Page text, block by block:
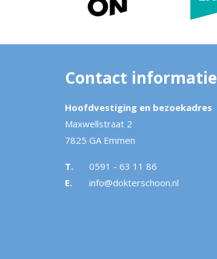
Contact informatie
Hoofdvestiging en bezoekadres
Maxwellstraat 2
7825 GA Emmen
T.
0591 - 63 11 86
E.
info@dokterschoon.nl